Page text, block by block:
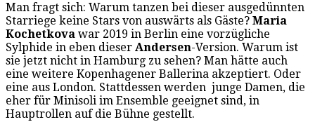
Man fragt sich: Warum tanzen bei dieser ausgedünnten
Starriege keine Stars von auswärts als Gäste? Maria
Kochetkova war 2019 in Berlin eine vorzügliche
Sylphide in eben dieser Andersen-Version. Warum ist
sie jetzt nicht in Hamburg zu sehen? Man hätte auch
eine weitere Kopenhagener Ballerina akzeptiert. Oder
eine aus London. Stattdessen werden junge Damen, die
eher für Minisoli im Ensemble geeignet sind, in
Hauptrollen auf die Bühne gestellt.